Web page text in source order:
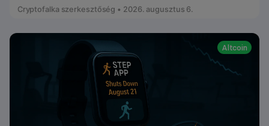
Cryptofalka szerkesztőség • 2026. augusztus 6.
Altcoin